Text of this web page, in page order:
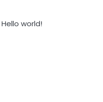
Hello world!